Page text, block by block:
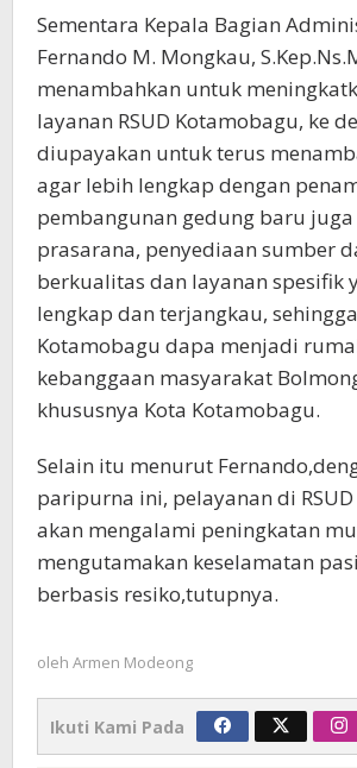
Sementara Kepala Bagian
Fernando M. Mongkau,
menambahkan untuk
layanan RSUD Kotamobagu, ke
diupayakan untuk terus
agar lebih lengkap dengan
pembangunan gedung baru juga
prasarana, penyediaan sumber
berkualitas dan layanan spesifik
lengkap dan terjangkau, sehingga
Kotamobagu dapa menjadi
kebanggaan masyarakat
khususnya Kota Kotamobagu.
Selain itu menurut
paripurna ini, pelayanan di
akan mengalami peningkatan
mengutamakan keselamatan
berbasis resiko,tutupnya.
oleh Armen Modeong
Ikuti Kami Pada